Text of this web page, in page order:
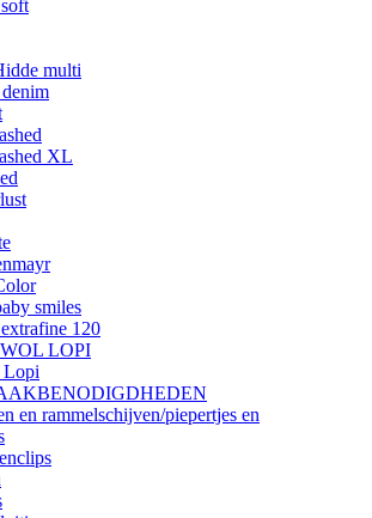
multi
XL
smiles
120
LOPI
Lopi
en rammelschijven/piepertjes en